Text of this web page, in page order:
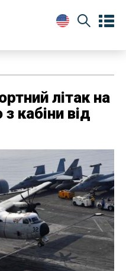
літак на
кабіни від